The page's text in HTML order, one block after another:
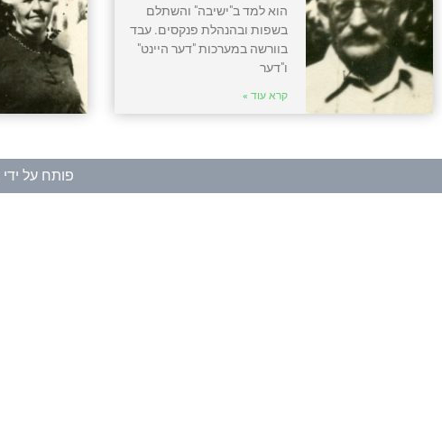
הוא למד ב"ישיבה" והשתלם
בשפות ובהנהלת פנקסים. עבד
בוורשה במערכות "דער היינט"
ו"דער
קרא עוד »
פותח על ידי